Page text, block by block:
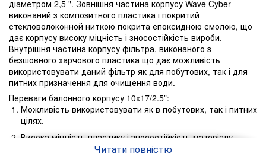
діаметром 2,5 ". Зовнішня частина корпусу Wave Cyber ​​
виконаний з композитного пластика і покритий
стекловолоконной ниткою покрита епоксидною смолою, що
дає корпусу високу міцність і зносостійкість вироби.
Внутрішня частина корпусу фільтра, виконаного з
безшовного харчового пластика що дає можливість
використовувати даний фільтр як для побутових, так і для
питних призначення для очищення води.
Переваги балонного корпусу 10x17/2.5”:
Можливість використовувати як в побутових, так і питних
цілях.
Висока міцність пластику і зносостійкість матеріалу
Читати повністю